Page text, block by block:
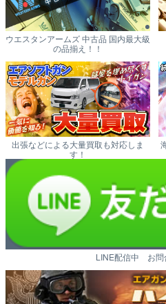
ウエスタンアームズ 中古品 国内最大級
の品揃え！！
出張などによる大量買取も対応しま
す！
LINE配信中 お問